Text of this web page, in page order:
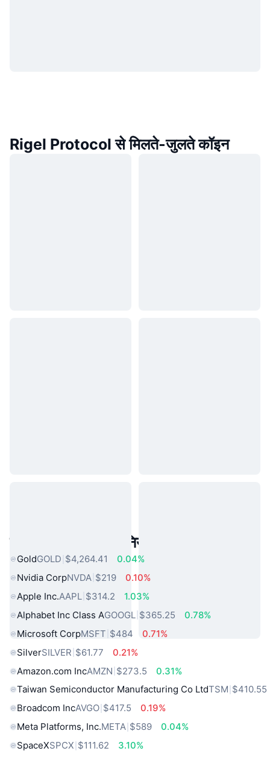
Rigel Protocol से मिलते-जुलते कॉइन
लोकप्रिय वास्तविक दुनिया की संपत्तियां
GoldGOLD $4,264.41
0.04%
Nvidia CorpNVDA $219
0.10%
Apple Inc.AAPL $314.2
1.03%
Alphabet Inc Class AGOOGL $365.25
0.78%
Microsoft CorpMSFT $484
0.71%
SilverSILVER $61.77
0.21%
Amazon.com IncAMZN $273.5
0.31%
Taiwan Semiconductor Manufacturing Co LtdTSM $410.55
Broadcom IncAVGO $417.5
0.19%
Meta Platforms, Inc.META $589
0.04%
SpaceXSPCX $111.62
3.10%